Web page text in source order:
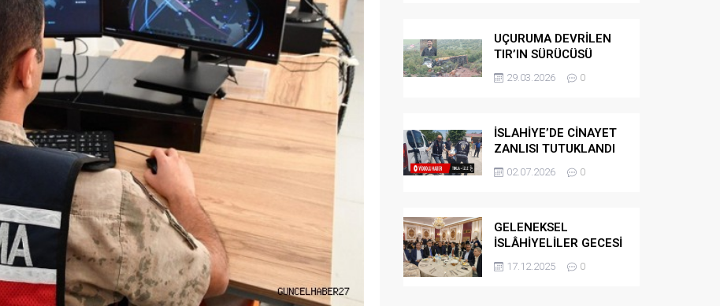
UÇURUMA DEVRİLEN
TIR’IN SÜRÜCÜSÜ
HAYATINI KAYBETTİ
29.03.2026 0
İSLAHİYE’DE CİNAYET
ZANLISI TUTUKLANDI
02.07.2026 0
GELENEKSEL
İSLÂHİYELİLER GECESİ
DÜZENLENDİ
17.12.2025 0